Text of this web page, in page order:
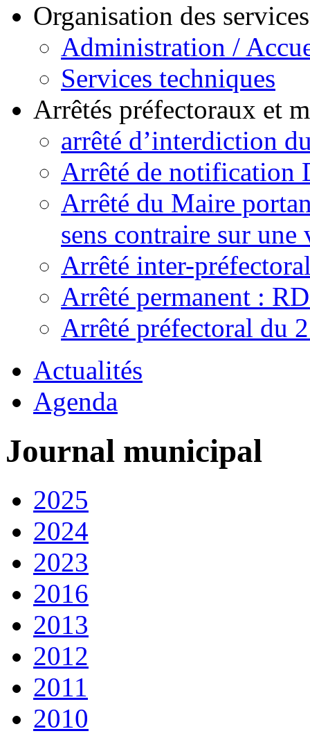
Organisation des
Administration /
Services techniques
Arrêtés préfectoraux et
arrêté d’interdiction
Arrêté de notification
Arrêté du Maire
sens contraire sur une
Arrêté inter-
Arrêté permanent :
Arrêté préfectoral du
Actualités
Agenda
Journal municipal
2025
2024
2023
2016
2013
2012
2011
2010